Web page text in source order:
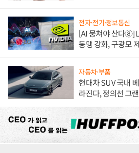
전자·전기·정보통신
[AI 뭉쳐야 산다⑧]
동맹 강화, 구광모
자동차·부품
현대차 SUV 국내
라진다, 정의선 그